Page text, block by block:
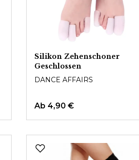
Silikon Zehenschoner
Geschlossen
DANCE AFFAIRS
Ab 4,90 €